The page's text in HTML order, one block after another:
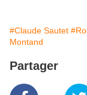
#Claude Sautet
Montand
Partager